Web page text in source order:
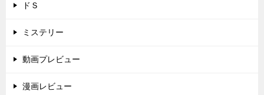
ドＳ
ミステリー
動画プレビュー
漫画レビュー